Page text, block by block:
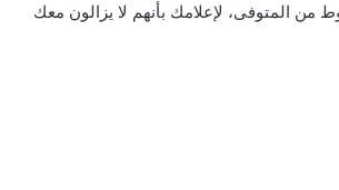
المتوفى، لإعلامك بأنهم لا يزالون معك